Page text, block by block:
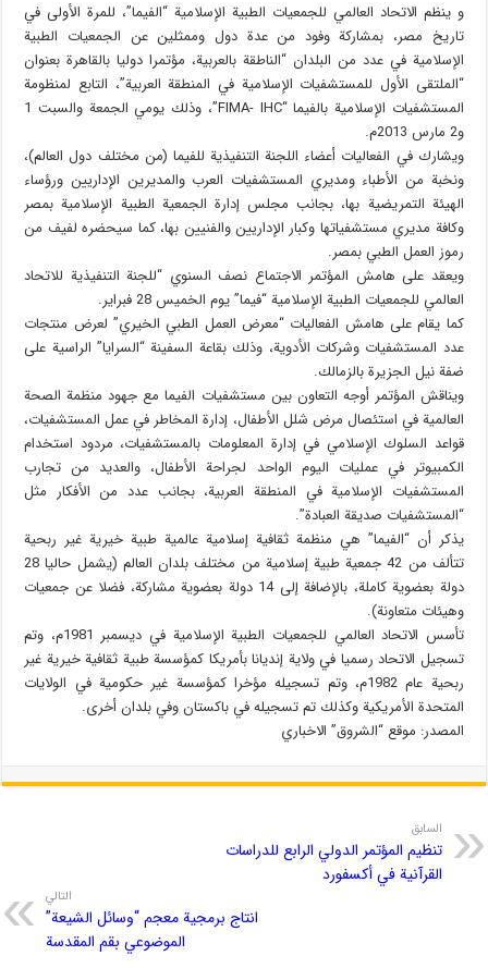
و ينظم الاتحاد العالمي للجمعيات الطبية الإسلامية “الفيما”، للمرة الأولى في
تاريخ مصر، بمشاركة وفود من عدة دول وممثلين عن الجمعيات الطبية
الإسلامية في عدد من البلدان “الناطقة بالعربية، مؤتمرا دوليا بالقاهرة بعنوان
“الملتقى الأول للمستشفيات الإسلامية في المنطقة العربية”، التابع لمنظومة
المستشفيات الإسلامية بالفيما “FIMA- IHC”، وذلك يومي الجمعة والسبت 1
و2 مارس 2013م.
ويشارك في الفعاليات أعضاء اللجنة التنفيذية للفيما (من مختلف دول العالم)،
ونخبة من الأطباء ومديري المستشفيات العرب والمديرين الإداريين ورؤساء
الهيئة التمريضية بها، بجانب مجلس إدارة الجمعية الطبية الإسلامية بمصر
وكافة مديري مستشفياتها وكبار الإداريين والفنيين بها، كما سيحضره لفيف من
رموز العمل الطبي بمصر.
ويعقد على هامش المؤتمر الاجتماع نصف السنوي “للجنة التنفيذية للاتحاد
العالمي للجمعيات الطبية الإسلامية “فيما” يوم الخميس 28 فبراير.
كما يقام على هامش الفعاليات “معرض العمل الطبي الخيري” لعرض منتجات
عدد المستشفيات وشركات الأدوية، وذلك بقاعة السفينة “السرايا” الراسية على
ضفة نيل الجزيرة بالزمالك.
ويناقش المؤتمر أوجه التعاون بين مستشفيات الفيما مع جهود منظمة الصحة
العالمية في استئصال مرض شلل الأطفال، إدارة المخاطر في عمل المستشفيات،
قواعد السلوك الإسلامي في إدارة المعلومات بالمستشفيات، مردود استخدام
الكمبيوتر في عمليات اليوم الواحد لجراحة الأطفال، والعديد من تجارب
المستشفيات الإسلامية في المنطقة العربية، بجانب عدد من الأفكار مثل
“المستشفيات صديقة العبادة”.
يذكر أن “الفيما” هي منظمة ثقافية إسلامية عالمية طبية خيرية غير ربحية
تتألف من 42 جمعية طبية إسلامية من مختلف بلدان العالم (يشمل حاليا 28
دولة بعضوية كاملة، بالإضافة إلى 14 دولة بعضوية مشاركة، فضلا عن جمعيات
وهيئات متعاونة).
تأسس الاتحاد العالمي للجمعيات الطبية الإسلامية في ديسمبر 1981م، وتم
تسجيل الاتحاد رسميا في ولاية إنديانا بأمريكا كمؤسسة طبية ثقافية خيرية غير
ربحية عام 1982م، وتم تسجيله مؤخرا كمؤسسة غير حكومية في الولايات
المتحدة الأمريكية وكذلك تم تسجيله في باكستان وفي بلدان أخرى.
المصدر: موقع “الشروق” الاخباري
السابق
تنظيم المؤتمر الدولي الرابع للدراسات
القرآنية في أكسفورد
التالي
انتاج برمجية معجم “وسائل الشيعة”
الموضوعي بقم المقدسة